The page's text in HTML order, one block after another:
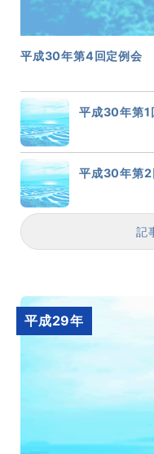
平成30年第4回定例会
平成30年第1
平成30年第2
記
平成29年